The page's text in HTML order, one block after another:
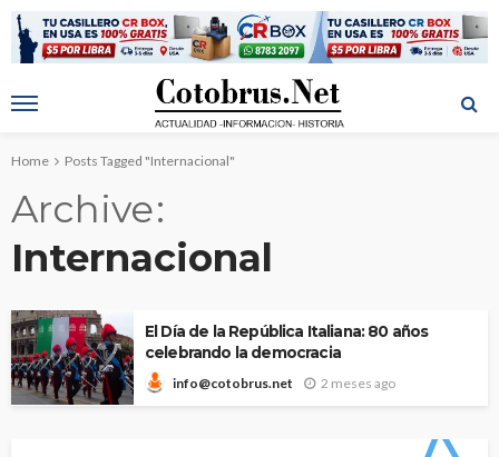
Home Posts Tagged "Internacional"
Archive
Internacional
El Día de la República Italiana: 80 años
celebrando la democracia
info@cotobrus.net 2 meses ago